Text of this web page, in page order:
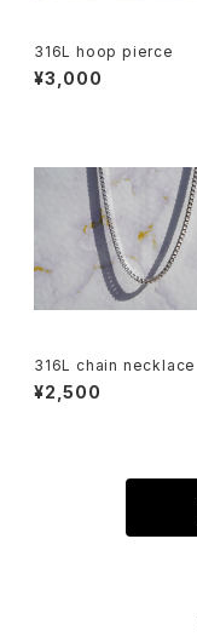
316L hoop pierce
¥3,000
316L chain necklace
¥2,500